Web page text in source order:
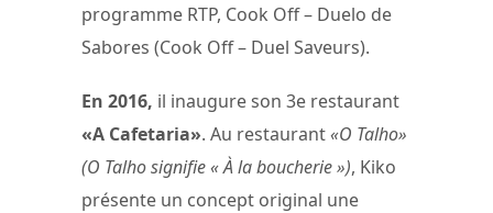
programme RTP, Cook Off – Duelo de
Sabores (Cook Off – Duel Saveurs).
En 2016, il inaugure son 3e restaurant
«A Cafetaria». Au restaurant«O Talho»
(O Talho signifie « À la boucherie »), Kiko
présente un concept original une